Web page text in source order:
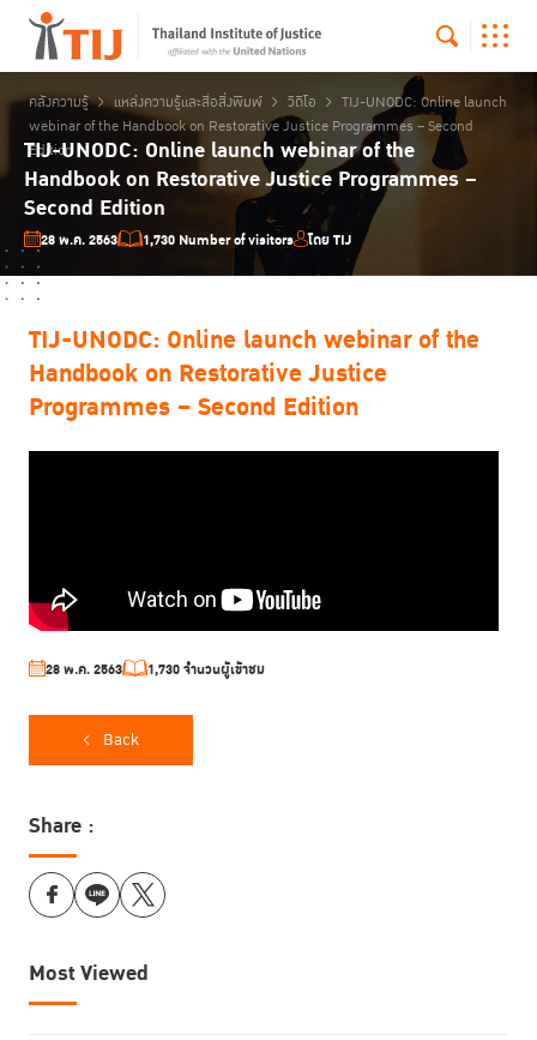
คลังความรู้ แหล่งความรู้และสื่อสิ่งพิมพ์ วิดีโอ
TIJ-UNODC: Online launch
webinar of the Handbook on Restorative Justice Programmes – Second
Edition
TIJ-UNODC: Online launch webinar of the
Handbook on Restorative Justice Programmes –
Second Edition
28 พ.ค. 2563 1,730 Number of visitors โดย TIJ
TIJ-UNODC: Online launch webinar of the
Handbook on Restorative Justice
Programmes – Second Edition
28 พ.ค. 2563 1,730 จำนวนผู้เข้าชม
Back
Share :
Most Viewed